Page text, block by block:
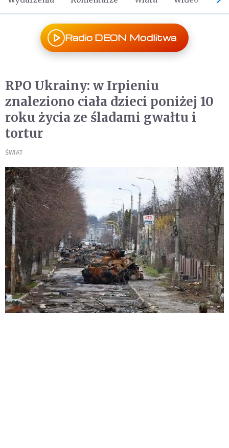
Radio DEON Modlitwa
RPO Ukrainy: w Irpieniu
znaleziono ciała dzieci poniżej 10
roku życia ze śladami gwałtu i
tortur
ŚWIAT